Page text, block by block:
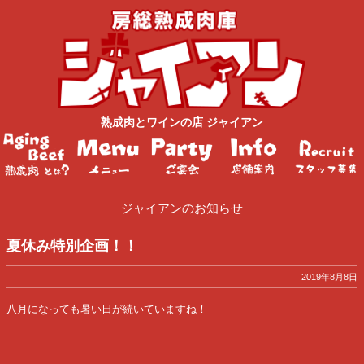
熟成肉と ワインの店 ジャイアン
ジャイアンのお知らせ
夏休み特別企画！！
2019年8月8日
八月になっても暑い日が続いていますね！